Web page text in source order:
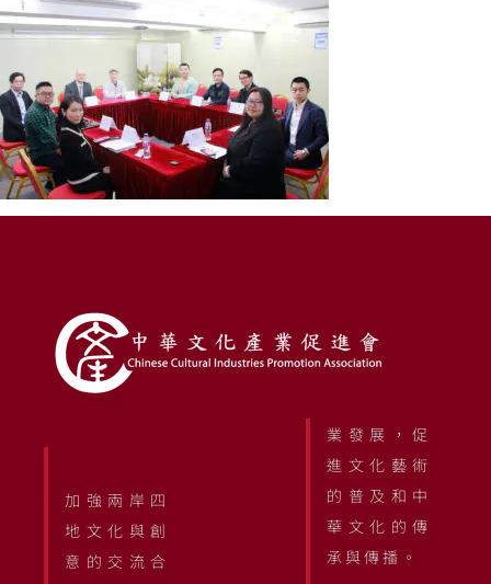
加強兩岸四
地文化與創
意的交流合
業發展，促
進文化藝術
的普及和中
華文化的傳
承與傳播。